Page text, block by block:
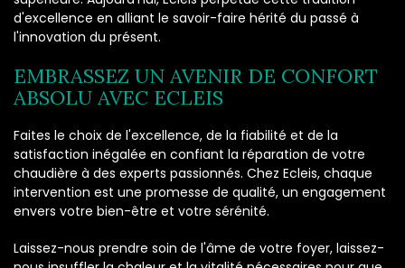
d'excellence en alliant le savoir-faire hérité du passé à
l'innovation du présent.
EMBRASSEZ UN AVENIR DE CONFORT
ABSOLU AVEC ECLEIS
Faites le choix de l'excellence, de la fiabilité et de la
satisfaction inégalée en confiant la réparation de votre
chaudière à des experts passionnés. Chez Ecleis, chaque
intervention est une promesse de qualité, un engagement
envers votre bien-être et votre sérénité.
Laissez-nous prendre soin de l'âme de votre foyer, laissez-